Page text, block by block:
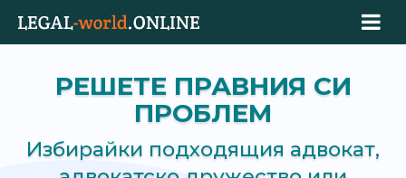
РЕШЕТЕ ПРАВНИЯ СИ
ПРОБЛЕМ
Избирайки подходящия адвокат,